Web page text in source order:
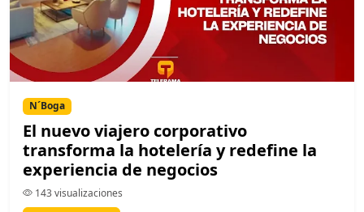
N´Boga
El nuevo viajero corporativo
transforma la hotelería y redefine la
experiencia de negocios
143 visualizaciones